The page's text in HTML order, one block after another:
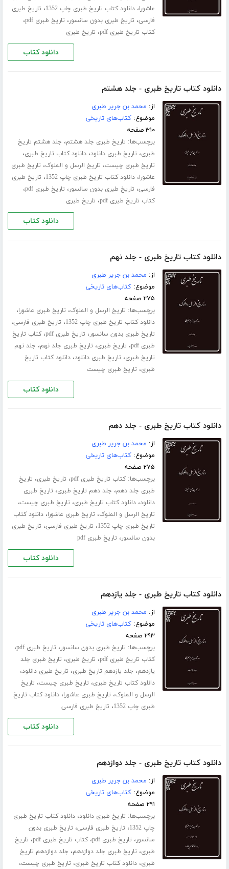
عاشورا،دانلود کتاب تاریخ طبری چاپ 1352 ، تاریخ طبری
فارسی، تاریخ طبری بدون سانسور، تاریخ طبری pdf ،
کتاب تاریخ طبری pdf ، تاریخ طبری
دانلود کتاب
دانلود کتاب تاریخ طبری - جلد هشتم
از: محمد بن جریر طبری
موضوع:کتاب‌های تاریخی
۳۱۰ صفحه
برچسب‌ها: تاریخ طبری جلد هشتم، جلد هشتم تاریخ
طبری، تاریخ طبری دانلود،دانلود کتاب تاریخ طبری،
تاریخ طبری چیست، تاریخ الرسل و الملوک، تاریخ طبری
عاشورا،دانلود کتاب تاریخ طبری چاپ 1352 ، تاریخ طبری
فارسی، تاریخ طبری بدون سانسور، تاریخ طبری pdf ،
کتاب تاریخ طبری pdf ، تاریخ طبری
دانلود کتاب
دانلود کتاب تاریخ طبری - جلد نهم
از: محمد بن جریر طبری
موضوع:کتاب‌های تاریخی
۲۷۵ صفحه
برچسب‌ها: تاریخ الرسل و الملوک، تاریخ طبری عاشورا،
دانلود کتاب تاریخ طبری چاپ 1352 ، تاریخ طبری فارسی،
تاریخ طبری بدون سانسور، تاریخ طبری pdf ،کتاب تاریخ
طبری pdf
، تاریخ طبری، تاریخ طبری جلد نهم، جلد نهم
تاریخ طبری، تاریخ طبری دانلود،دانلود کتاب تاریخ
طبری، تاریخ طبری چیست
دانلود کتاب
دانلود کتاب تاریخ طبری - جلد دهم
از: محمد بن جریر طبری
موضوع:کتاب‌های تاریخی
۲۷۵ صفحه
برچسب‌ها:کتاب تاریخ طبری pdf ، تاریخ طبری، تاریخ
طبری جلد ‌دهم، جلد دهم تاریخ طبری، تاریخ طبری
دانلود،دانلود کتاب تاریخ طبری، تاریخ طبری چیست،
تاریخ الرسل و الملوک، تاریخ طبری عاشورا،دانلود کتاب
تاریخ طبری چاپ 1352
، تاریخ طبری فارسی، تاریخ طبری
بدون سانسور، تاریخ طبری pdf
دانلود کتاب
دانلود کتاب تاریخ طبری - جلد یازدهم
از: محمد بن جریر طبری
موضوع:کتاب‌های تاریخی
۲۹۳ صفحه
برچسب‌ها: تاریخ طبری بدون سانسور، تاریخ طبری pdf ،
کتاب تاریخ طبری pdf ، تاریخ طبری، تاریخ طبری جلد
‌یازدهم، جلد یازدهم تاریخ طبری، تاریخ طبری دانلود،
دانلود کتاب تاریخ طبری، تاریخ طبری چیست، تاریخ
الرسل و الملوک، تاریخ طبری عاشورا،دانلود کتاب تاریخ
طبری چاپ 1352
، تاریخ طبری فارسی
دانلود کتاب
دانلود کتاب تاریخ طبری - جلد دوازدهم
از: محمد بن جریر طبری
موضوع:کتاب‌های تاریخی
۲۹۱ صفحه
برچسب‌ها: تاریخ طبری دانلود،دانلود کتاب تاریخ طبری
چاپ 1352
، تاریخ طبری فارسی، تاریخ طبری بدون
سانسور، تاریخ طبری pdf ،کتاب تاریخ طبری pdf ، تاریخ
طبری، تاریخ طبری جلد ‌دوازدهم، جلد دوازدهم تاریخ
طبری،دانلود کتاب تاریخ طبری، تاریخ طبری چیست،